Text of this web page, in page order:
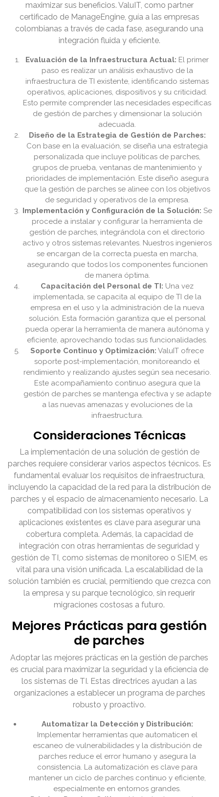
maximizar sus beneficios. ValuIT, como partner
certificado de ManageEngine, guía a las empresas
colombianas a través de cada fase, asegurando una
integración fluida y eficiente.
Evaluación de la Infraestructura Actual: El primer
paso es realizar un análisis exhaustivo de la
infraestructura de TI existente, identificando sistemas
operativos, aplicaciones, dispositivos y su criticidad.
Esto permite comprender las necesidades específicas
de gestión de parches y dimensionar la solución
adecuada.
Diseño de la Estrategia de Gestión de Parches:
Con base en la evaluación, se diseña una estrategia
personalizada que incluye políticas de parches,
grupos de prueba, ventanas de mantenimiento y
prioridades de implementación. Este diseño asegura
que la gestión de parches se alinee con los objetivos
de seguridad y operativos de la empresa.
Implementación y Configuración de la Solución: Se
procede a instalar y configurar la herramienta de
gestión de parches, integrándola con el directorio
activo y otros sistemas relevantes. Nuestros ingenieros
se encargan de la correcta puesta en marcha,
asegurando que todos los componentes funcionen
de manera óptima.
Capacitación del Personal de TI: Una vez
implementada, se capacita al equipo de TI de la
empresa en el uso y la administración de la nueva
solución. Esta formación garantiza que el personal
pueda operar la herramienta de manera autónoma y
eficiente, aprovechando todas sus funcionalidades.
Soporte Continuo y Optimización: ValuIT ofrece
soporte post-implementación, monitoreando el
rendimiento y realizando ajustes según sea necesario.
Este acompañamiento continuo asegura que la
gestión de parches se mantenga efectiva y se adapte
a las nuevas amenazas y evoluciones de la
infraestructura.
Consideraciones Técnicas
La implementación de una solución de gestión de
parches requiere considerar varios aspectos técnicos. Es
fundamental evaluar los requisitos de infraestructura,
incluyendo la capacidad de la red para la distribución de
parches y el espacio de almacenamiento necesario. La
compatibilidad con los sistemas operativos y
aplicaciones existentes es clave para asegurar una
cobertura completa. Además, la capacidad de
integración con otras herramientas de seguridad y
gestión de TI, como sistemas de monitoreo o SIEM, es
vital para una visión unificada. La escalabilidad de la
solución también es crucial, permitiendo que crezca con
la empresa y su parque tecnológico, sin requerir
migraciones costosas a futuro.
Mejores Prácticas para gestión
de parches
Adoptar las mejores prácticas en la gestión de parches
es crucial para maximizar la seguridad y la eficiencia de
los sistemas de TI. Estas directrices ayudan a las
organizaciones a establecer un programa de parches
robusto y proactivo.
Automatizar la Detección y Distribución:
Implementar herramientas que automaticen el
escaneo de vulnerabilidades y la distribución de
parches reduce el error humano y asegura la
consistencia. La automatización es clave para
mantener un ciclo de parches continuo y eficiente,
especialmente en entornos grandes.